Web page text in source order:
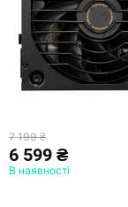
7 199 ₴
6 599 ₴
В наявності